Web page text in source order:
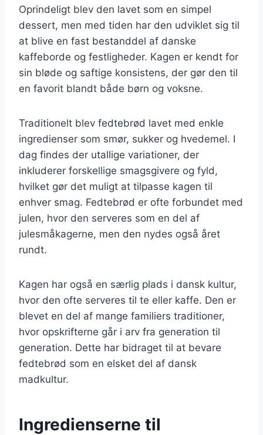
Oprindeligt blev den lavet som en simpel
dessert, men med tiden har den udviklet sig til
at blive en fast bestanddel af danske
kaffeborde og festligheder. Kagen er kendt for
sin bløde og saftige konsistens, der gør den til
en favorit blandt både børn og voksne.
Traditionelt blev fedtebrød lavet med enkle
ingredienser som smør, sukker og hvedemel. I
dag findes der utallige variationer, der
inkluderer forskellige smagsgivere og fyld,
hvilket gør det muligt at tilpasse kagen til
enhver smag. Fedtebrød er ofte forbundet med
julen, hvor den serveres som en del af
julesmåkagerne, men den nydes også året
rundt.
Kagen har også en særlig plads i dansk kultur,
hvor den ofte serveres til te eller kaffe. Den er
blevet en del af mange familiers traditioner,
hvor opskrifterne går i arv fra generation til
generation. Dette har bidraget til at bevare
fedtebrød som en elsket del af dansk
madkultur.
Ingredienserne til